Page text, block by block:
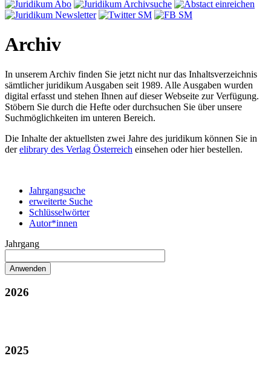
Archiv
In unserem Archiv finden Sie jetzt nicht nur das Inhaltsverzeichnis
sämtlicher juridikum Ausgaben seit 1989. Alle Ausgaben wurden
digital erfasst und stehen Ihnen auf dieser Webseite zur Verfügung.
Stöbern Sie durch die Hefte oder durchsuchen Sie über unsere
Suchmöglichkeiten im unteren Bereich.
Die Inhalte der aktuellsten zwei Jahre des juridikum können Sie in
derelibrary des Verlag Österreich einsehen oder hier bestellen.
Jahrgangsuche
erweiterte Suche
Schlüsselwörter
Autor*innen
Jahrgang
2026
2025